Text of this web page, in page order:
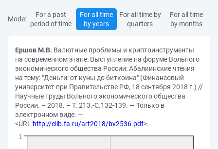
Mode:
For a past
period of time
For all time
by years
For all time by
quarters
For all time
by months
Ершов М.В. Валютные проблемы и криптоинструменты
на современном этапе: Выступление на форуме Вольного
экономического общества России: Абалкинские чтения
на тему: "Деньги: от куны до биткоина" (Финансовый
университет при Правительстве РФ, 18 сентября 2018 г.) //
Научные труды Вольного экономического общества
России. – 2018. – Т. 213.-С.132-139. — Только в
электронном виде. —
<URL:http://elib.fa.ru/art2018/bv2536.pdf>.